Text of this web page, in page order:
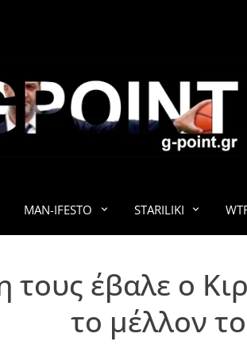
G-
MAN-IFESTO STARILIKI
τους έβαλε ο
το μέλλον